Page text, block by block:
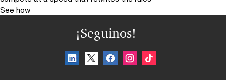
See how
¡Seguinos!